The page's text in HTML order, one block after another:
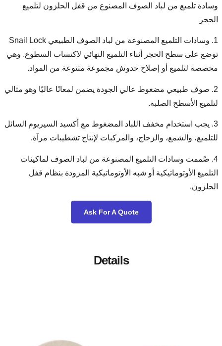
المصنوع من قفل الحلزون لتلميع
1. وسادات التلميع المصنوعة من لباد الصوف الطبيعي Snail Lock
التلميع النهائي لاكتساب السطوع. وهي
مجموعة متنوعة من المواد.
الجودة يضمن لمعانًا عاليًا وهو مثالي
المضغوط مع أكسيد السيريوم السائل
والمركبات لإنتاج تشطيبات مرآة.
من لباد الصوف لماكينات
الأوتوماتيكية المزودة بنظام قفل